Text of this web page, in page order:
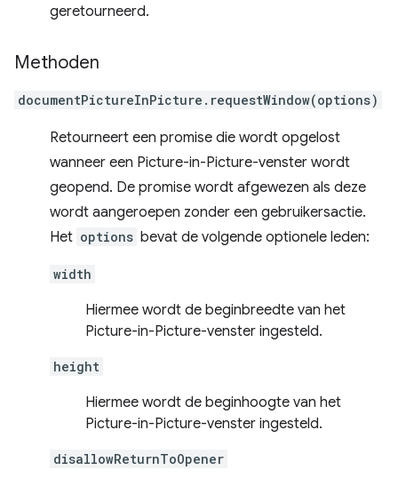
geretourneerd.
Methoden
documentPictureInPicture.requestWindow(options)
Retourneert een promise die wordt opgelost
wanneer een Picture-in-Picture-venster wordt
geopend. De promise wordt afgewezen als deze
wordt aangeroepen zonder een gebruikersactie.
Het options bevat de volgende optionele leden:
width
Hiermee wordt de beginbreedte van het
Picture-in-Picture-venster ingesteld.
height
Hiermee wordt de beginhoogte van het
Picture-in-Picture-venster ingesteld.
disallowReturnToOpener